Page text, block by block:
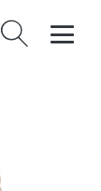
Vyhledávání
hnědé sametové